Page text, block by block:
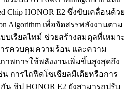
Chip HONOR E2 ซึ่งขับเคลื่อนด้วย
Algorithm เพื่อจัดสรรพลังงานตาม
บเรียลไทม์ ช่วยสร้างสมดุลที่เหมาะ
รควบคุมความร้อน และความ
าพการใช้พลังงานเพิ่มขึ้นสูงสุดถึง
น การไถฟีดโซเชียลมีเดียหรือการ
ชิป HONOR E2 ยังสามารถปรับ